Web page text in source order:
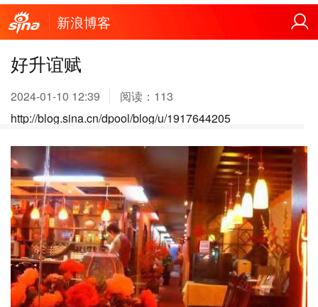
新浪博客
好升谊赋
2024-01-10 12:39 阅读： 113
http://blog.sina.cn/dpool/blog/u/1917644205